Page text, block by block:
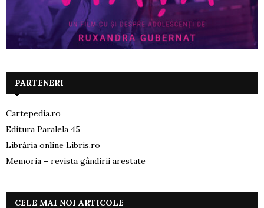
PARTENERI
Cartepedia.ro
Editura Paralela 45
Librăria online Libris.ro
Memoria – revista gândirii arestate
CELE MAI NOI ARTICOLE